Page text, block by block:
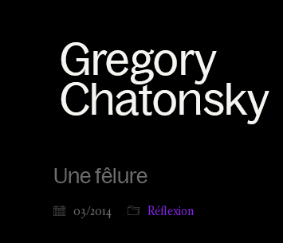
Une fêlure
03/2014 Réflexion